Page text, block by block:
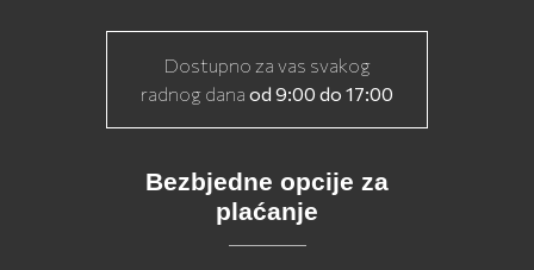
Dostupno za vas svakog
radnog dana od 9:00 do 17:00
Bezbjedne opcije za
plaćanje